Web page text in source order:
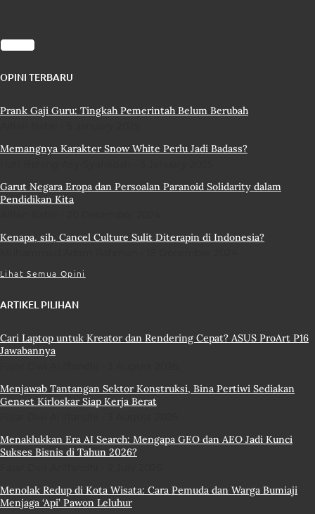
OPINI TERBARU
Prank Gaji Guru: Tingkah Pemerintah Belum Berubah
Memangnya Karakter Snow White Perlu Jadi Badass?
Garut Negara Eropa dan Persoalan Paranoid Solidarity dalam
Pendidikan Kita
Kenapa, sih, Cancel Culture Sulit Diterapin di Indonesia?
Lihat Semua Opini
ARTIKEL PILIHAN
Cari Laptop untuk Kreator dan Rendering Cepat? ASUS ProArt P16
Jawabannya
Menjawab Tantangan Sektor Konstruksi, Bina Pertiwi Sediakan
Genset Kirloskar Siap Kerja Berat
Menaklukkan Era AI Search: Mengapa GEO dan AEO Jadi Kunci
Sukses Bisnis di Tahun 2026?
Menolak Redup di Kota Wisata: Cara Pemuda dan Warga Bumiaji
Menjaga ‘Api’ Pawon Leluhur